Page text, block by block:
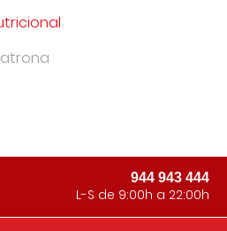
944 943 444
L-S de 9:00h a 22:00h